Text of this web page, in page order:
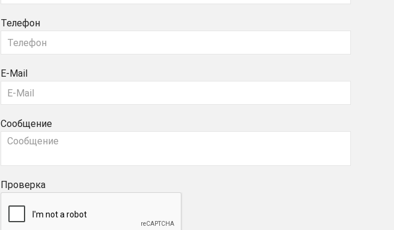
Телефон
E-Mail
Сообщение
Проверка